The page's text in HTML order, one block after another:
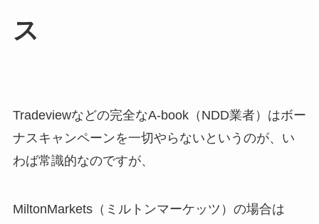
ス
Tradeviewなどの完全なA-book（NDD業者）はボー
ナスキャンペーンを一切やらないというのが、い
わば常識的なのですが、
MiltonMarkets（ミルトンマーケッツ）の場合は